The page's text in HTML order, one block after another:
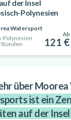
der Insel
Polynesien
Watersport
Polynesien
Ab
121 €
über
ist ein
auf der